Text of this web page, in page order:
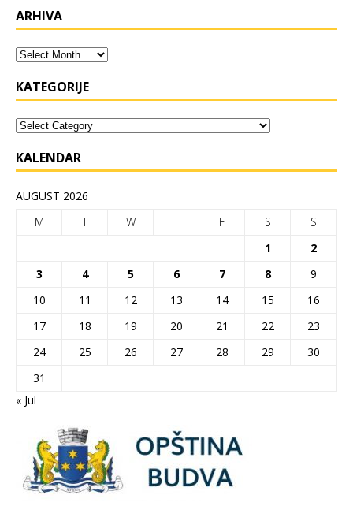
ARHIVA
KATEGORIJE
KALENDAR
AUGUST 2026
M
T W T F S
S
1
2
3
4 5 6 7 8
9
10
11 12 13 14 15
16
17
18 19 20 21 22
23
24
25 26 27 28 29
30
31
« Jul